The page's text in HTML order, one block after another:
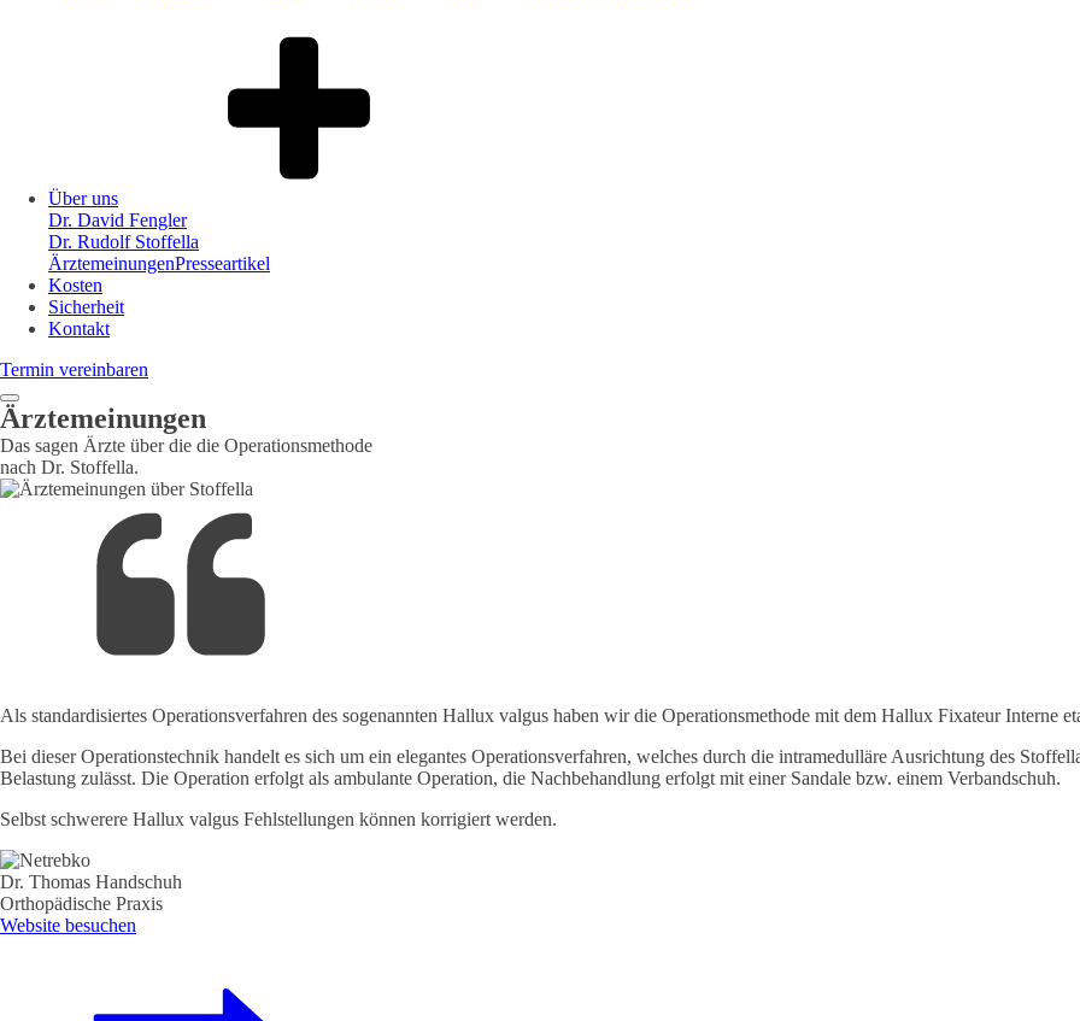
Über uns
Dr. David Fengler
Dr. Rudolf Stoffella
ÄrztemeinungenPresseartikel
Kosten
Sicherheit
Kontakt
Termin vereinbaren
Ärztemeinungen
Das sagen Ärzte über die die Operationsmethode
nach Dr. Stoffella.
Als standardisiertes Operationsverfahren des sogenannten Hallux valgus haben wir die Operationsmethode mit dem Hallux Fixateur Interne
Bei dieser Operationstechnik handelt es sich um ein elegantes Operationsverfahren, welches durch die intramedulläre Ausrichtung des
Belastung zulässt. Die Operation erfolgt als ambulante Operation, die Nachbehandlung erfolgt mit einer Sandale bzw. einem Verbandschuh.
Selbst schwerere Hallux valgus Fehlstellungen können korrigiert werden.
Dr. Thomas Handschuh
Orthopädische Praxis
Website besuchen